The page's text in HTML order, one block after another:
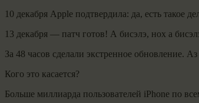
10 декабря Apple подтвердила: да, есть такое
13 декабря — патч готов! А бисэлэ, нох а
За 48 часов сделали экстренное обновление.
Кого это касается?
Больше миллиарда пользователей iPhone по